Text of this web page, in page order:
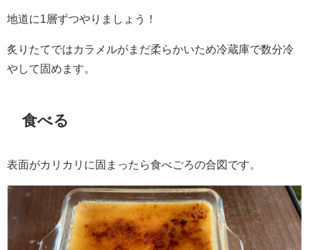
地道に1層ずつやりましょう！
炙りたてではカラメルがまだ柔らかいため冷蔵庫で数分冷
やして固めます。
食べる
表面がカリカリに固まったら食べごろの合図です。